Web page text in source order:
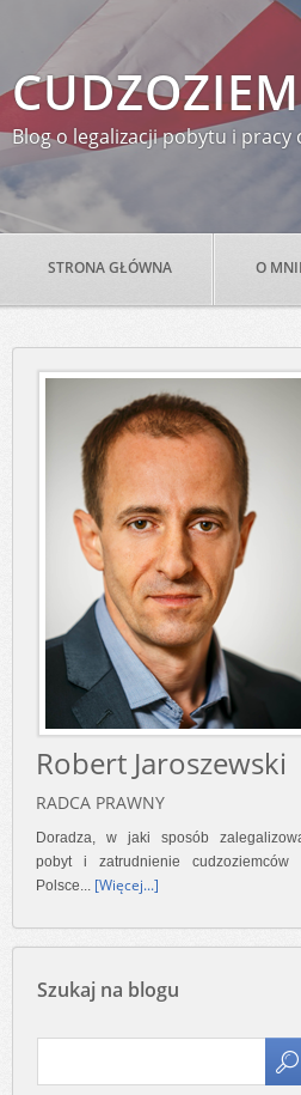
Blog o legalizacji pobytu i pracy
STRONA GŁÓWNA O
Robert Jaroszewski
RADCA PRAWNY
Doradza, w jaki sposób
pobyt i zatrudnienie cudzoziemców
Polsce... [Więcej...]
Szukaj na blogu